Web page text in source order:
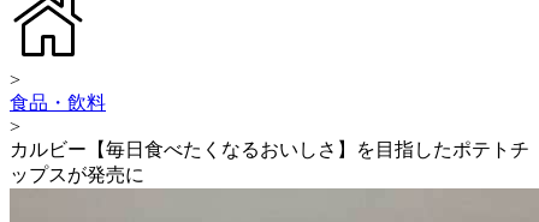
>
食品・飲料
>
カルビー【毎日食べたくなるおいしさ】を目指したポテトチ
ップスが発売に